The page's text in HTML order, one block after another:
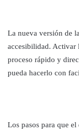
La nueva versión de
accesibilidad. Activar
proceso rápido y
pueda hacerlo con
Los pasos para que